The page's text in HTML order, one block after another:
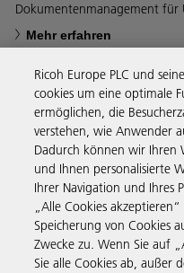
Dokumentenmanagement
Mehr erfahren
Business Solutions
Produkte &
Support &
Ricoh Europe PLC und
cookies um eine optimale
ermöglichen, die
verstehen, wie Anwender
Dadurch können wir Ihren
und Ihnen personalisierte
Ihrer Navigation und Ihres
„Alle Cookies
Speicherung von Cookies
Zwecke zu. Wenn Sie auf
Sie alle Cookies ab, außer